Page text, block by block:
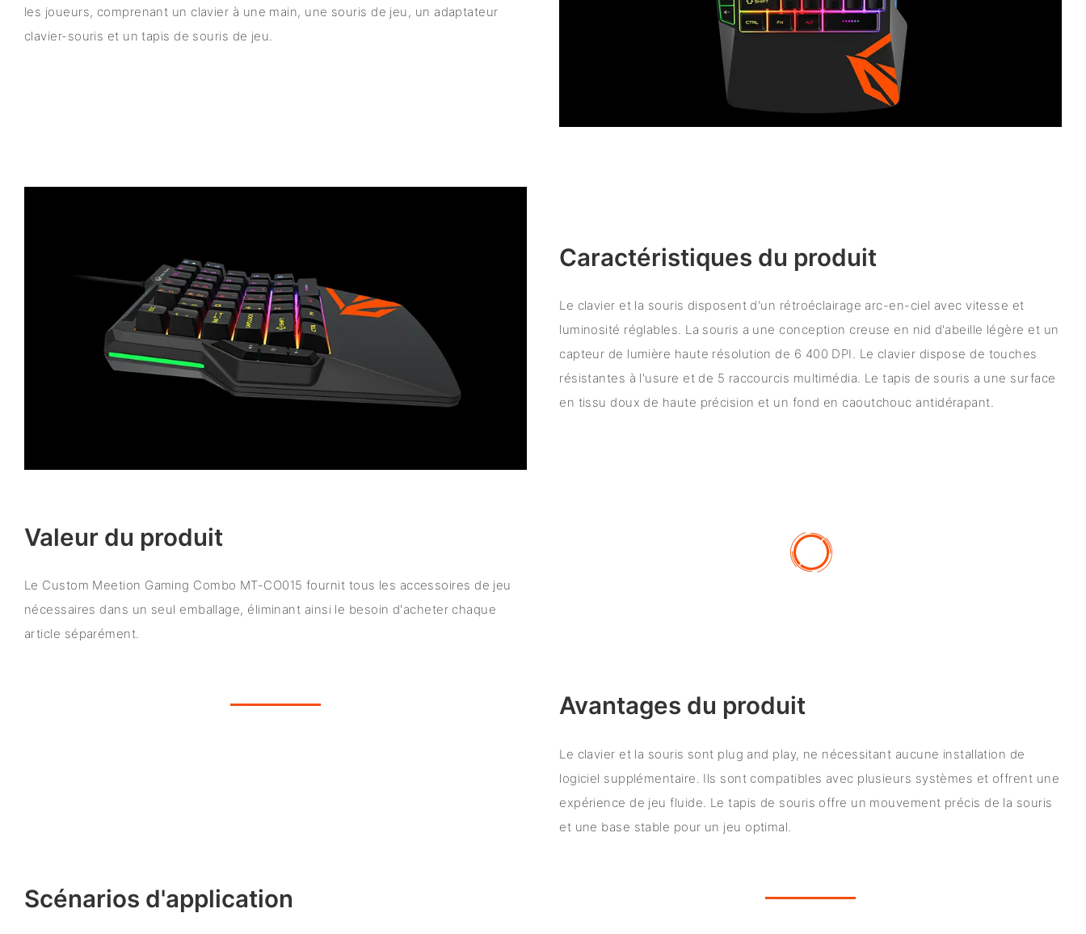
les joueurs, comprenant un clavier à une main, une souris de jeu, un adaptateur
clavier-souris et un tapis de souris de jeu.
Caractéristiques du produit
Le clavier et la souris disposent d'un rétroéclairage arc-en-ciel avec vitesse et
luminosité réglables. La souris a une conception creuse en nid d'abeille légère et un
capteur de lumière haute résolution de 6 400 DPI. Le clavier dispose de touches
résistantes à l'usure et de 5 raccourcis multimédia. Le tapis de souris a une surface
en tissu doux de haute précision et un fond en caoutchouc antidérapant.
Valeur du produit
Le Custom Meetion Gaming Combo MT-CO015 fournit tous les accessoires de jeu
nécessaires dans un seul emballage, éliminant ainsi le besoin d'acheter chaque
article séparément.
Avantages du produit
Le clavier et la souris sont plug and play, ne nécessitant aucune installation de
logiciel supplémentaire. Ils sont compatibles avec plusieurs systèmes et offrent une
expérience de jeu fluide. Le tapis de souris offre un mouvement précis de la souris
et une base stable pour un jeu optimal.
Scénarios d'application